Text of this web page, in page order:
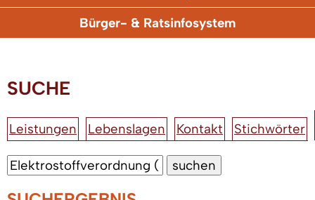
Bürger- & Ratsinfosystem
SUCHE
Leistungen Lebenslagen Kontakt Stichwörter